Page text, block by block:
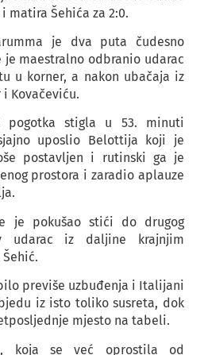
matira Šehića za 2:0.
je dva puta čudesno
maestralno odbranio udarac
u korner, a nakon ubačaja iz
Kovačeviću.
stigla u 53. minuti
uposlio Belottija koji je
postavljen i rutinski ga je
prostora i zaradio aplauze
je pokušao stići do drugog
udarac iz daljine krajnjim
previše uzbuđenja i Italijani
iz isto toliko susreta, dok
mjesto na tabeli.
koja se već oprostila od